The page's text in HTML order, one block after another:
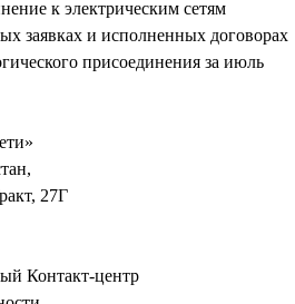
к электрическим сетям
заявках и исполненных договорах
присоединения за июль
27Г
Контакт-центр